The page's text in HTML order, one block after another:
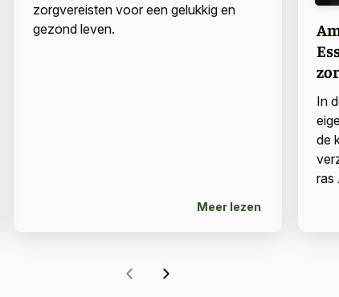
zorgvereisten voor een gelukkig en
gezond leven.
Meer lezen
In
de
ras